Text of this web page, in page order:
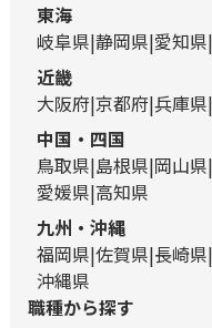
東海
岐阜県 静岡県 愛知県
近畿
大阪府 京都府 兵庫県
中国・四国
鳥取県 島根県 岡山県
愛媛県 高知県
九州・沖縄
福岡県 佐賀県 長崎県
沖縄県
職種から探す